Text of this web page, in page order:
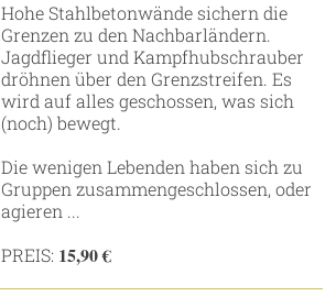
Hohe Stahlbetonwände sichern die
Grenzen zu den Nachbarländern.
Jagdflieger und Kampfhubschrauber
dröhnen über den Grenzstreifen. Es
wird auf alles geschossen, was sich
(noch) bewegt.
Die wenigen Lebenden haben sich zu
Gruppen zusammengeschlossen, oder
agieren ...
PREIS: 15,90 €